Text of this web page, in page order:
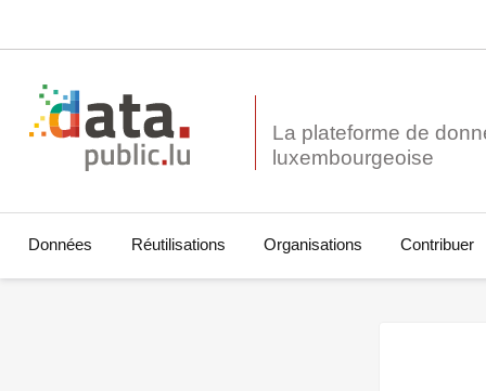
La plateforme de
Données Réutilisations Organisations Contribuer